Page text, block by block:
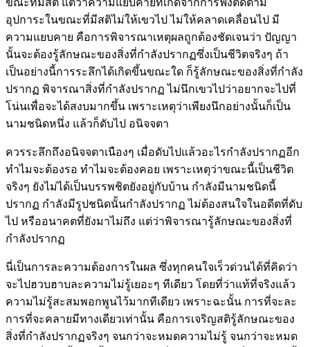
อุปการะในขณะที่มีสติไม่ให้เขวไป ไม่ให้คลาดเคลื่อนไป มี
ความแยบคาย คือการพิจารณาเหตุผลถูกต้องชัดเจนว่า ปัญญา
นั้นจะต้องรู้ลักษณะของสิ่งที่กำลังปรากฏซึ่งเป็นชีวิตจริงๆ ถ้า
เป็นอย่างนี้การระลึกได้เกิดขึ้นขณะใด ก็รู้ลักษณะของสิ่งที่กำลัง
ปรากฏ พิจารณาสิ่งที่กำลังปรากฏ ไม่นึกเขวไปว่าอยากจะไปที่
โน่นเพื่อจะได้สงบมากขึ้น เพราะเหตุว่าเพียงนึกอย่างนั้นก็เป็น
นามชนิดหนึ่ง แล้วก็ดับไป อนิจจตา
ควรระลึกถึงอนิจจตาเนืองๆ เมื่อดับไปแล้วอะไรกำลังปรากฏอีก
ทำไมจะต้องรอ ทำไมจะต้องคอย เพราะเหตุว่าขณะนี้เป็นชีวิต
จริงๆ ยังไม่ได้เป็นบรรพชิตยังอยู่กับบ้าน กำลังมีนามชนิดนี้
ปรากฏ กำลังมีรูปชนิดนั้นกำลังปรากฏ ไม่ต้องสนใจในอดีตที่ดับ
ไป หรืออนาคตที่ยังมาไม่ถึง แต่ว่าพิจารณารู้ลักษณะของสิ่งที่
กำลังปรากฏ
นี่เป็นการละความต้องการในผล ซึ่งทุกคนใจเร็วด่วนได้ที่คิดว่า
จะไปฮวบฮาบละความไม่รู้เยอะๆ ทีเดียว โดยที่ว่าแท้ที่จริงแล้ว
ความไม่รู้สะสมพอกพูนไว้มากทีเดียว เพราะฉะนั้น การที่จะละ
การที่จะคลายมีทางเดียวเท่านั้น คือการเจริญสติรู้ลักษณะของ
สิ่งที่กำลังปรากฏจริงๆ จนกว่าจะหมดความไม่รู้ จนกว่าจะหมด